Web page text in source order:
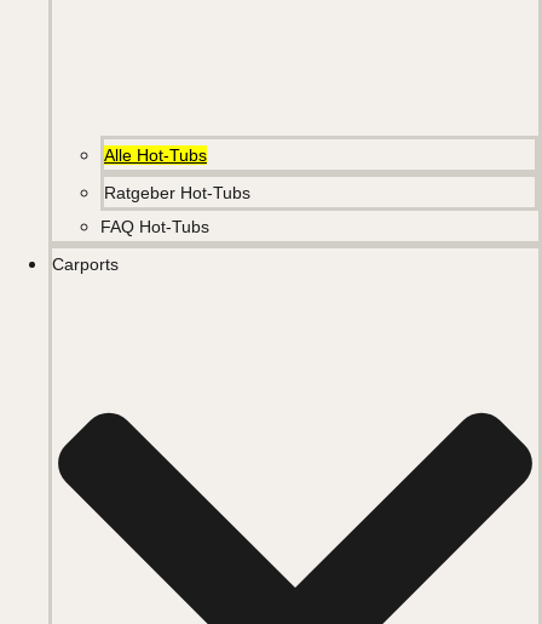
Alle Hot-Tubs
Ratgeber Hot-Tubs
FAQ Hot-Tubs
Carports